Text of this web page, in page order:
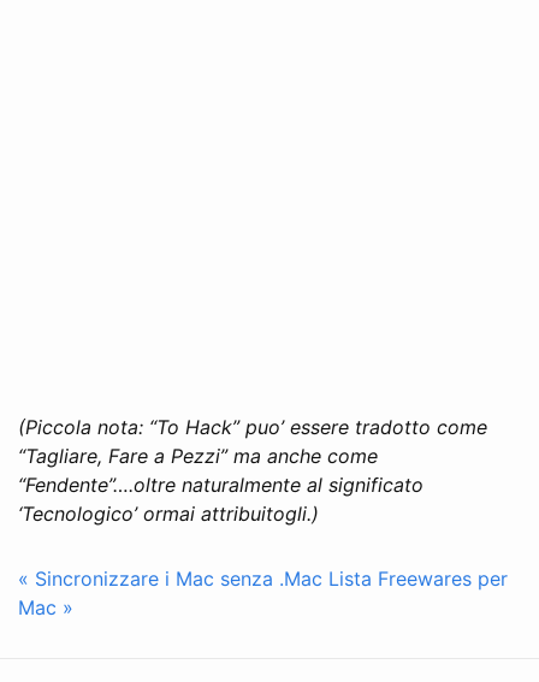
(Piccola nota: “To Hack” puo’ essere tradotto come
“Tagliare, Fare a Pezzi” ma anche come
“Fendente”….oltre naturalmente al significato
‘Tecnologico’ ormai attribuitogli.)
« Sincronizzare i Mac senza .Mac Lista Freewares per
Mac »